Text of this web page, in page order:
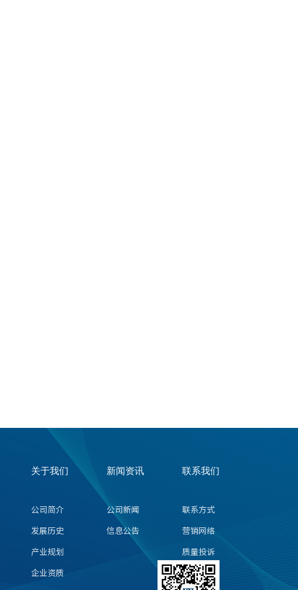
关于我们
公司简介
发展历史
产业规划
企业资质
新闻资讯
公司新闻
信息公告
联系我们
联系方式
营销网络
质量投诉